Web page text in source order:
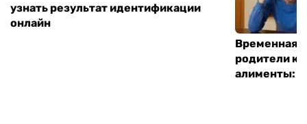
узнать результат идентификации
онлайн
Временная
родители
алименты: